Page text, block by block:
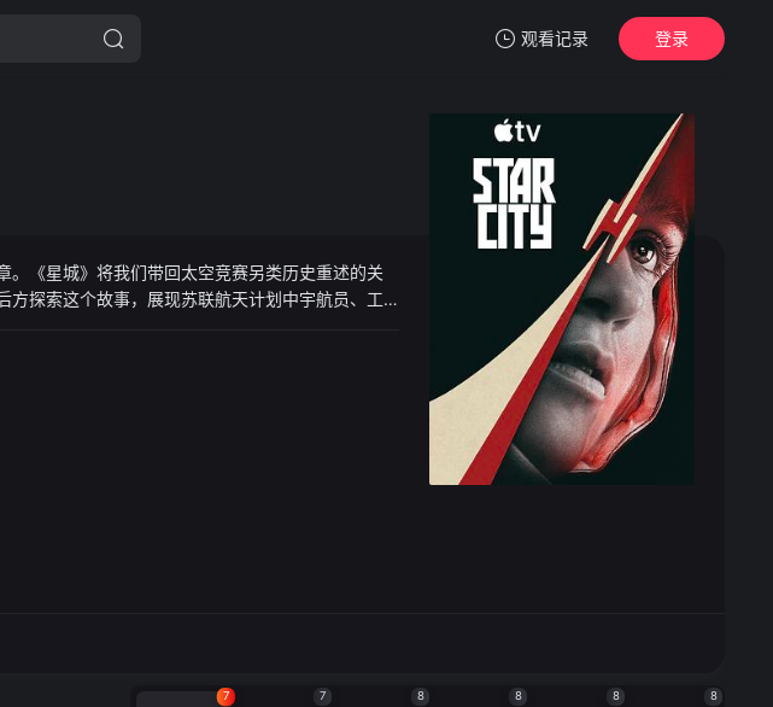
观看记录
暂无观看影片的记录
登录
《星城》将我们带回太空竞赛另类历史重述的关
探索这个故事，展现苏联航天计划中宇航员、工
7 7 8 8 8 8